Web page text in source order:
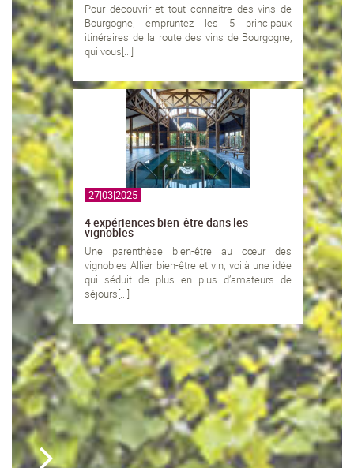
Pour découvrir et tout connaître des vins de
Bourgogne, empruntez les 5 principaux
itinéraires de la route des vins de Bourgogne,
qui vous[...]
27|03|2025
4 expériences bien-être dans les
vignobles
Une parenthèse bien-être au cœur des
vignobles Allier bien-être et vin, voilà une idée
qui séduit de plus en plus d’amateurs de
séjours[...]